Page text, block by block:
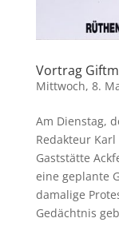
Vortrag
Mittwoch, 8.
Am Dienstag,
Redakteur
Gaststätte
eine geplante
damalige
Gedächtnis